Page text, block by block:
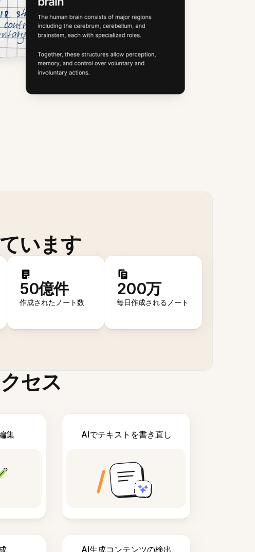
います
50億件
作成されたノート数
200万
毎日作成されるノート
セス
集 AIでテキストを書き直し
AI生成コンテンツの検出